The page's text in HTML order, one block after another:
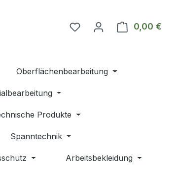
Du hast 0 Produkte auf
0,00 €
Oberflächenbearbeitung
Produkte
Spanntechnik
Arbeitsbekleidung